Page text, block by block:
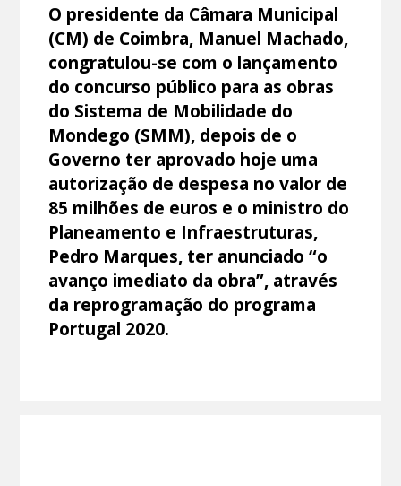
O presidente da Câmara Municipal
(CM) de Coimbra, Manuel Machado,
congratulou-se com o lançamento
do concurso público para as obras
do Sistema de Mobilidade do
Mondego (SMM), depois de o
Governo ter aprovado hoje uma
autorização de despesa no valor de
85 milhões de euros e o ministro do
Planeamento e Infraestruturas,
Pedro Marques, ter anunciado “o
avanço imediato da obra”, através
da reprogramação do programa
Portugal 2020.